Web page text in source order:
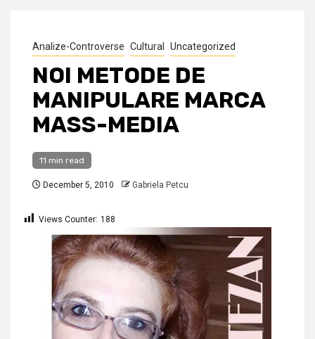
Analize-Controverse Cultural Uncategorized
NOI METODE DE
MANIPULARE MARCA
MASS-MEDIA
11 min read
December 5, 2010 Gabriela Petcu
Views Counter: 188